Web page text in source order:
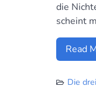
die
scheint
Read
Die